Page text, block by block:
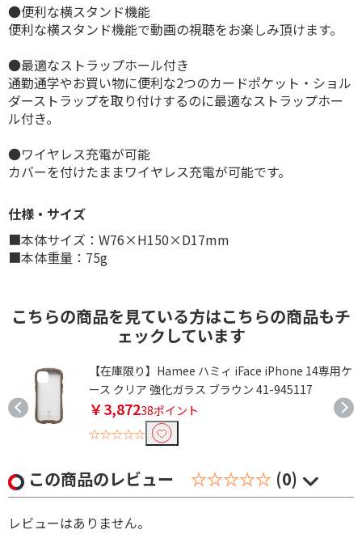
●便利な横スタンド機能
便利な横スタンド機能で動画の視聴をお楽しみ頂けます。
●最適なストラップホール付き
通勤通学やお買い物に便利な2つのカードポケット・ショル
ダーストラップを取り付けするのに最適なストラップホー
ル付き。
●ワイヤレス充電が可能
カバーを付けたままワイヤレス充電が可能です。
仕様・サイズ
■本体サイズ：W76×H150×D17mm
■本体重量：75g
こちらの商品を見ている方はこちらの商品もチ
ェックしています
【在庫限り】Hamee ハミィ iFace iPhone 14専用ケ
ース クリア 強化ガラス ブラウン 41-945117
￥3,87238ポイント
☆☆☆☆☆
この商品のレビュー ☆☆☆☆☆ (0)
レビューはありません。